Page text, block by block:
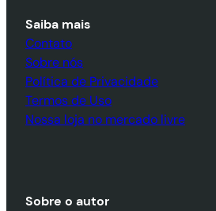
Saiba mais
Contato
Sobre nós
Política de Privacidade
Termos de Uso
Nossa loja no mercado livre
Sobre o autor